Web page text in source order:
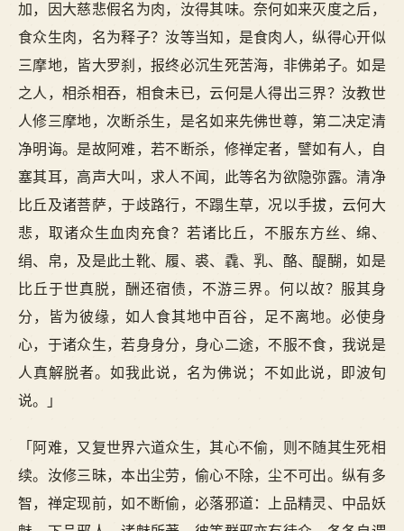
加，因大慈悲假名为肉，汝得其味。奈何如来灭度之后，
食众生肉，名为释子？汝等当知，是食肉人，纵得心开似
三摩地，皆大罗刹，报终必沉生死苦海，非佛弟子。如是
之人，相杀相吞，相食未已，云何是人得出三界？汝教世
人修三摩地，次断杀生，是名如来先佛世尊，第二决定清
净明诲。是故阿难，若不断杀，修禅定者，譬如有人，自
塞其耳，高声大叫，求人不闻，此等名为欲隐弥露。清净
比丘及诸菩萨，于歧路行，不蹋生草，况以手拔，云何大
悲，取诸众生血肉充食？若诸比丘，不服东方丝、绵、
绢、帛，及是此土靴、履、裘、毳、乳、酪、醍醐，如是
比丘于世真脱，酬还宿债，不游三界。何以故？服其身
分，皆为彼缘，如人食其地中百谷，足不离地。必使身
心，于诸众生，若身身分，身心二途，不服不食，我说是
人真解脱者。如我此说，名为佛说；不如此说，即波旬
说。」
「阿难，又复世界六道众生，其心不偷，则不随其生死相
续。汝修三昧，本出尘劳，偷心不除，尘不可出。纵有多
智，禅定现前，如不断偷，必落邪道：上品精灵、中品妖